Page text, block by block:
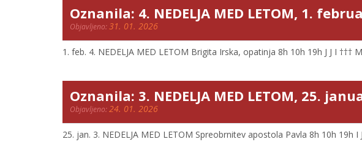
Oznanila: 4. NEDELJA MED LETOM, 1.
Objavljeno:31. 01. 2026
1. feb. 4. NEDELJA MED LETOM Brigita Irska, opatinja 8h 10h 19h J J I †††
Oznanila: 3. NEDELJA MED LETOM, 25.
Objavljeno:24. 01. 2026
25. jan. 3. NEDELJA MED LETOM Spreobrnitev apostola Pavla 8h 10h 19h I